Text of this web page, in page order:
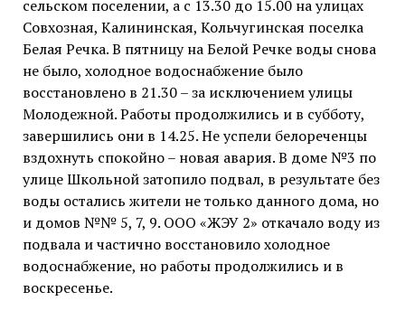
сельском поселении, а с 13.30 до 15.00 на улицах
Совхозная, Калининская, Кольчугинская поселка
Белая Речка. В пятницу на Белой Речке воды снова
не было, холодное водоснабжение было
восстановлено в 21.30 – за исключением улицы
Молодежной. Работы продолжились и в субботу,
завершились они в 14.25. Не успели белореченцы
вздохнуть спокойно – новая авария. В доме №3 по
улице Школьной затопило подвал, в результате без
воды остались жители не только данного дома, но
и домов №№ 5, 7, 9. ООО «ЖЭУ 2» откачало воду из
подвала и частично восстановило холодное
водоснабжение, но работы продолжились и в
воскресенье.